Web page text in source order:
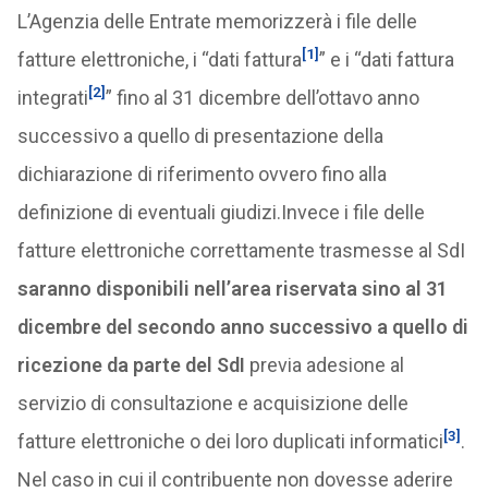
L’Agenzia delle Entrate memorizzerà i file delle
fatture elettroniche, i “dati fattura[1]” e i “dati fattura
integrati[2]” fino al 31 dicembre dell’ottavo anno
successivo a quello di presentazione della
dichiarazione di riferimento ovvero fino alla
definizione di eventuali giudizi.Invece i file delle
fatture elettroniche correttamente trasmesse al SdI
saranno disponibili nell’area riservata sino al 31
dicembre del secondo anno successivo a quello di
ricezione da parte del SdI previa adesione al
servizio di consultazione e acquisizione delle
fatture elettroniche o dei loro duplicati informatici[3] .
Nel caso in cui il contribuente non dovesse aderire